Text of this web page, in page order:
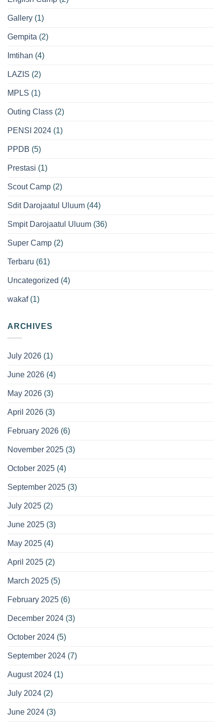
Gallery (1)
Gempita (2)
Imtihan (4)
LAZIS (2)
MPLS (1)
Outing Class (2)
PENSI 2024 (1)
PPDB (5)
Prestasi (1)
Scout Camp (2)
Sdit Darojaatul Uluum (44)
Smpit Darojaatul Uluum (36)
Super Camp (2)
Terbaru (61)
Uncategorized (4)
wakaf(1)
ARCHIVES
July 2026 (1)
June 2026 (4)
May 2026 (3)
April 2026 (3)
February 2026 (6)
November 2025 (3)
October 2025 (4)
September 2025 (3)
July 2025 (2)
June 2025 (3)
May 2025 (4)
April 2025 (2)
March 2025 (5)
February 2025 (6)
December 2024 (3)
October 2024 (5)
September 2024 (7)
August 2024 (1)
July 2024 (2)
June 2024 (3)